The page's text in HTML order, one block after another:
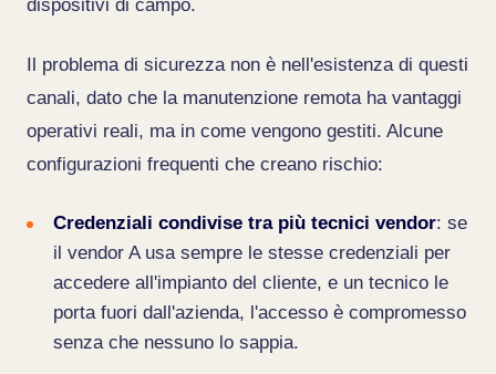
dispositivi di campo.
Il problema di sicurezza non è nell'esistenza di questi
canali, dato che la manutenzione remota ha vantaggi
operativi reali, ma in come vengono gestiti. Alcune
configurazioni frequenti che creano rischio:
Credenziali condivise tra più tecnici vendor: se
il vendor A usa sempre le stesse credenziali per
accedere all'impianto del cliente, e un tecnico le
porta fuori dall'azienda, l'accesso è compromesso
senza che nessuno lo sappia.